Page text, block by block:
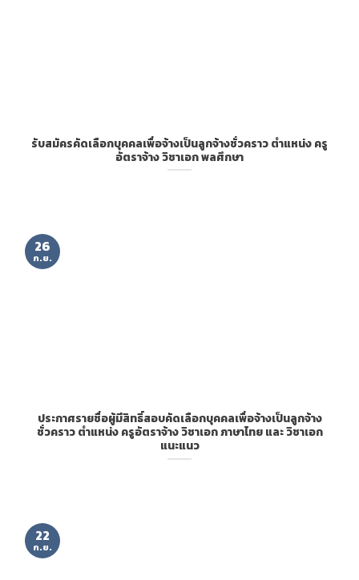
รับสมัครคัดเลือกบุคคลเพื่อจ้างเป็นลูกจ้างชั่วคราว ตำแหน่ง ครู
อัตราจ้าง วิชาเอก พลศึกษา
ประกาศรายชื่อผู้มีสิทธิ์สอบคัดเลือกบุคคลเพื่อจ้างเป็นลูกจ้าง
ชั่วคราว ตำแหน่ง ครูอัตราจ้าง วิชาเอก ภาษาไทย และ วิชาเอก
แนะแนว
26
ก.ย.
22
ก.ย.